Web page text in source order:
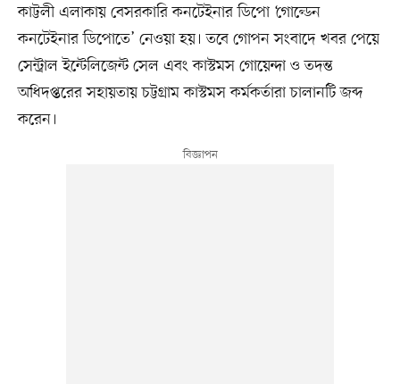
কাট্টলী এলাকায় বেসরকারি কনটেইনার ডিপো ‘গোল্ডেন
কনটেইনার ডিপোতে’ নেওয়া হয়। তবে গোপন সংবাদে খবর পেয়ে
সেন্ট্রাল ইন্টেলিজেন্ট সেল এবং কাস্টমস গোয়েন্দা ও তদন্ত
অধিদপ্তরের সহায়তায় চট্টগ্রাম কাস্টমস কর্মকর্তারা চালানটি জব্দ
করেন।